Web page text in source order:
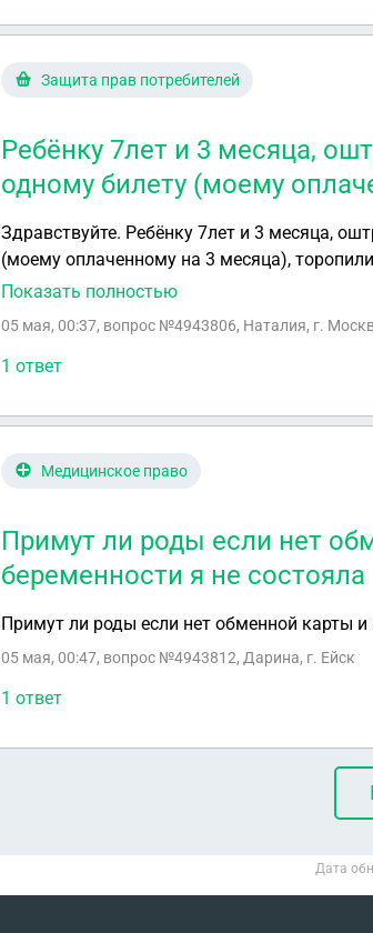
Защита прав потребителей
Ребёнку 7лет и 3 месяца,
одному билету (моему
Здравствуйте. Ребёнку 7лет и 3 месяца,
(моему оплаченному на 3 месяца),
проезд бесплатный, как оспорить штраф,
Показать полностью
05 мая, 00:37, вопрос №4943806, Наталия, г.
1 ответ
Медицинское право
Примут ли роды если нет
беременности я не состояла
Примут ли роды если нет обменной карты и
05 мая, 00:47, вопрос №4943812, Дарина, г. Ейск
1 ответ
Дата